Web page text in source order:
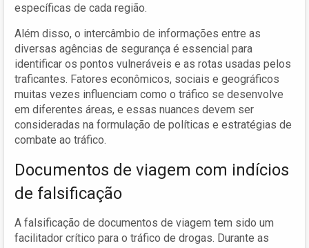
específicas de cada região.
Além disso, o intercâmbio de informações entre as
diversas agências de segurança é essencial para
identificar os pontos vulneráveis e as rotas usadas pelos
traficantes. Fatores econômicos, sociais e geográficos
muitas vezes influenciam como o tráfico se desenvolve
em diferentes áreas, e essas nuances devem ser
consideradas na formulação de políticas e estratégias de
combate ao tráfico.
Documentos de viagem com indícios
de falsificação
A falsificação de documentos de viagem tem sido um
facilitador crítico para o tráfico de drogas. Durante as